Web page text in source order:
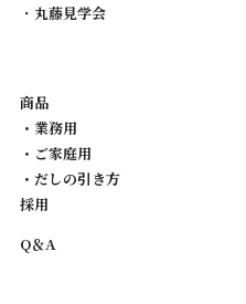
・ 丸藤見学会
商品
・業務用
・ご家庭用
・だしの引き方
採用
Q＆A